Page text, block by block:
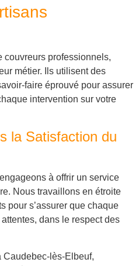
couvreurs professionnels,
métier. Ils utilisent des
faire éprouvé pour assurer
intervention sur votre
la Satisfaction du
à offrir un service
Nous travaillons en étroite
pour s’assurer que chaque
dans le respect des
Caudebec-lès-Elbeuf,